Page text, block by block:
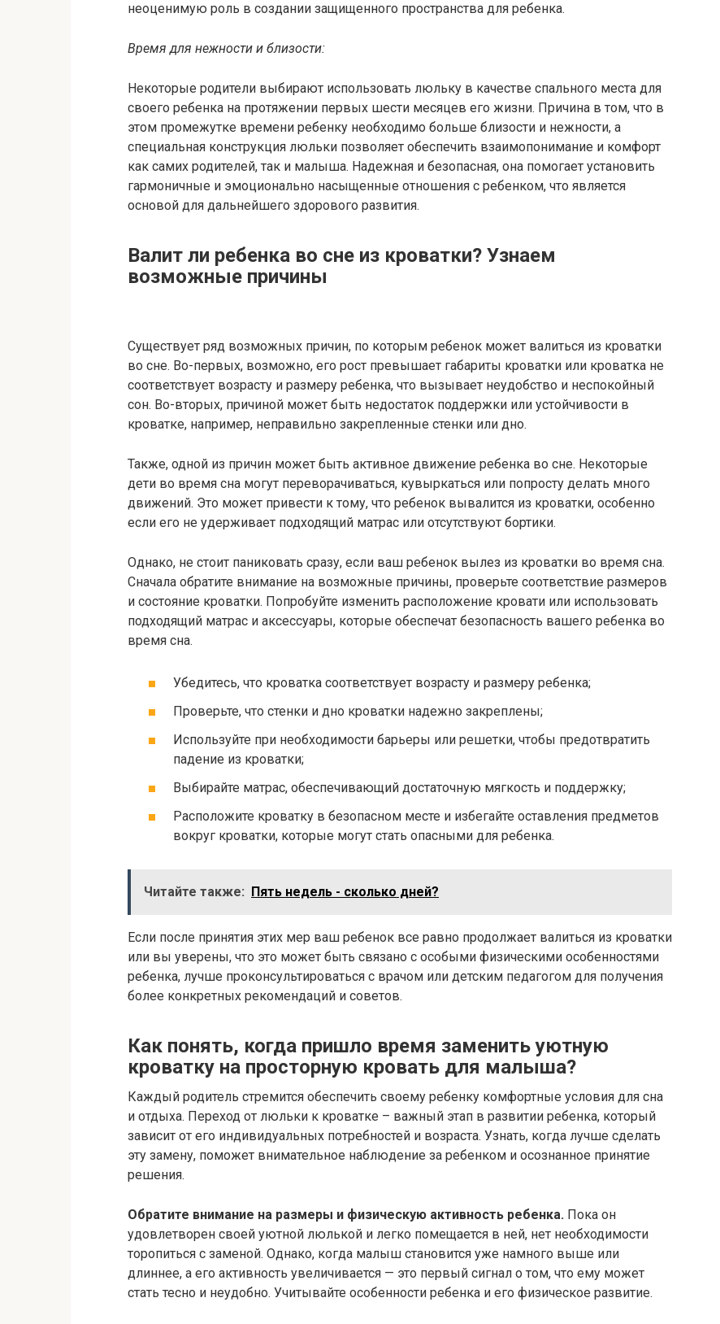
неоценимую роль в создании защищенного пространства для ребенка.
Время для нежности и близости:
Некоторые родители выбирают использовать люльку в качестве спального места для
своего ребенка на протяжении первых шести месяцев его жизни. Причина в том, что в
этом промежутке времени ребенку необходимо больше близости и нежности, а
специальная конструкция люльки позволяет обеспечить взаимопонимание и комфорт
как самих родителей, так и малыша. Надежная и безопасная, она помогает установить
гармоничные и эмоционально насыщенные отношения с ребенком, что является
основой для дальнейшего здорового развития.
Валит ли ребенка во сне из кроватки? Узнаем
возможные причины
Существует ряд возможных причин, по которым ребенок может валиться из кроватки
во сне. Во-первых, возможно, его рост превышает габариты кроватки или кроватка не
соответствует возрасту и размеру ребенка, что вызывает неудобство и неспокойный
сон. Во-вторых, причиной может быть недостаток поддержки или устойчивости в
кроватке, например, неправильно закрепленные стенки или дно.
Также, одной из причин может быть активное движение ребенка во сне. Некоторые
дети во время сна могут переворачиваться, кувыркаться или попросту делать много
движений. Это может привести к тому, что ребенок вывалится из кроватки, особенно
если его не удерживает подходящий матрас или отсутствуют бортики.
Однако, не стоит паниковать сразу, если ваш ребенок вылез из кроватки во время сна.
Сначала обратите внимание на возможные причины, проверьте соответствие размеров
и состояние кроватки. Попробуйте изменить расположение кровати или использовать
подходящий матрас и аксессуары, которые обеспечат безопасность вашего ребенка во
время сна.
Убедитесь, что кроватка соответствует возрасту и размеру ребенка;
Проверьте, что стенки и дно кроватки надежно закреплены;
Используйте при необходимости барьеры или решетки, чтобы предотвратить
падение из кроватки;
Выбирайте матрас, обеспечивающий достаточную мягкость и поддержку;
Расположите кроватку в безопасном месте и избегайте оставления предметов
вокруг кроватки, которые могут стать опасными для ребенка.
Читайте также: Пять недель - сколько дней?
Если после принятия этих мер ваш ребенок все равно продолжает валиться из кроватки
или вы уверены, что это может быть связано с особыми физическими особенностями
ребенка, лучше проконсультироваться с врачом или детским педагогом для получения
более конкретных рекомендаций и советов.
Как понять, когда пришло время заменить уютную
кроватку на просторную кровать для малыша?
Каждый родитель стремится обеспечить своему ребенку комфортные условия для сна
и отдыха. Переход от люльки к кроватке – важный этап в развитии ребенка, который
зависит от его индивидуальных потребностей и возраста. Узнать, когда лучше сделать
эту замену, поможет внимательное наблюдение за ребенком и осознанное принятие
решения.
Обратите внимание на размеры и физическую активность ребенка. Пока он
удовлетворен своей уютной люлькой и легко помещается в ней, нет необходимости
торопиться с заменой. Однако, когда малыш становится уже намного выше или
длиннее, а его активность увеличивается — это первый сигнал о том, что ему может
стать тесно и неудобно. Учитывайте особенности ребенка и его физическое развитие.